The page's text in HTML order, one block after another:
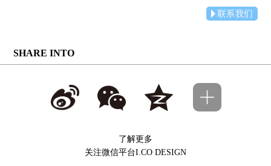
SHARE INTO
了解更多
关注微信平台I.CO DESIGN